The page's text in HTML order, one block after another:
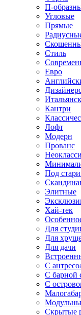
П-
Угловые
Прямые
Стиль
Евро
Кантри
Лофт
Модерн
Прованс
Под
Элитные
Хай-тек
Для
Для
Для дачи
С
С барной
С
Скрытые